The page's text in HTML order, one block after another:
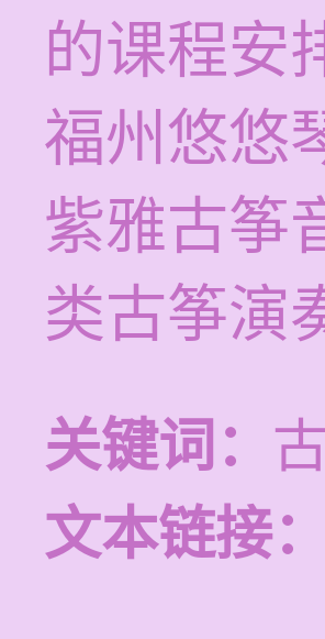
的课程安
福州悠悠
紫雅古筝
类古筝演
关键词：
文本链接：